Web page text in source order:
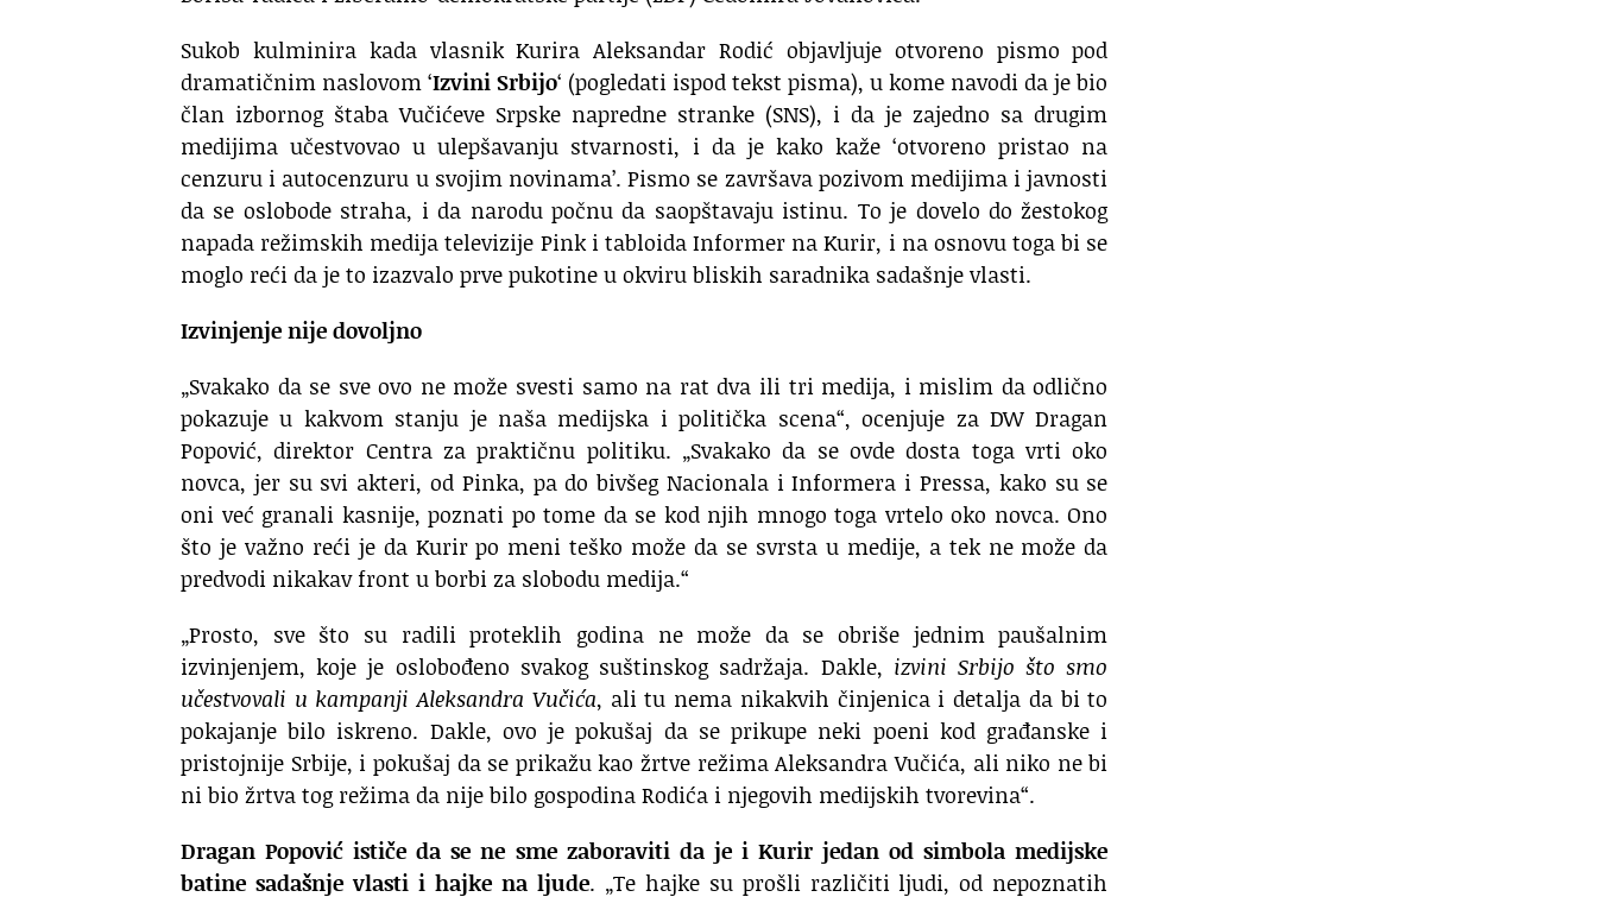
Sukob kulminira kada vlasnik Kurira Aleksandar Rodić objavljuje otvoreno pismo pod
dramatičnim naslovom ‘Izvini Srbijo‘ (pogledati ispod tekst pisma), u kome navodi da je bio
član izbornog štaba Vučićeve Srpske napredne stranke (SNS), i da je zajedno sa drugim
medijima učestvovao u ulepšavanju stvarnosti, i da je kako kaže ‘otvoreno pristao na
cenzuru i autocenzuru u svojim novinama’. Pismo se završava pozivom medijima i javnosti
da se oslobode straha, i da narodu počnu da saopštavaju istinu. To je dovelo do žestokog
napada režimskih medija televizije Pink i tabloida Informer na Kurir, i na osnovu toga bi se
moglo reći da je to izazvalo prve pukotine u okviru bliskih saradnika sadašnje vlasti.
Izvinjenje nije dovoljno
„Svakako da se sve ovo ne može svesti samo na rat dva ili tri medija, i mislim da odlično
pokazuje u kakvom stanju je naša medijska i politička scena“, ocenjuje za DW Dragan
Popović, direktor Centra za praktičnu politiku. „Svakako da se ovde dosta toga vrti oko
novca, jer su svi akteri, od Pinka, pa do bivšeg Nacionala i Informera i Pressa, kako su se
oni već granali kasnije, poznati po tome da se kod njih mnogo toga vrtelo oko novca. Ono
što je važno reći je da Kurir po meni teško može da se svrsta u medije, a tek ne može da
predvodi nikakav front u borbi za slobodu medija.“
„Prosto, sve što su radili proteklih godina ne može da se obriše jednim paušalnim
izvinjenjem, koje je oslobođeno svakog suštinskog sadržaja. Dakle, izvini Srbijo što smo
učestvovali u kampanji Aleksandra Vučića, ali tu nema nikakvih činjenica i detalja da bi to
pokajanje bilo iskreno. Dakle, ovo je pokušaj da se prikupe neki poeni kod građanske i
pristojnije Srbije, i pokušaj da se prikažu kao žrtve režima Aleksandra Vučića, ali niko ne bi
ni bio žrtva tog režima da nije bilo gospodina Rodića i njegovih medijskih tvorevina“.
Dragan Popović ističe da se ne sme zaboraviti da je i Kurir jedan od simbola medijske
batine sadašnje vlasti i hajke na ljude. „Te hajke su prošli različiti ljudi, od nepoznatih